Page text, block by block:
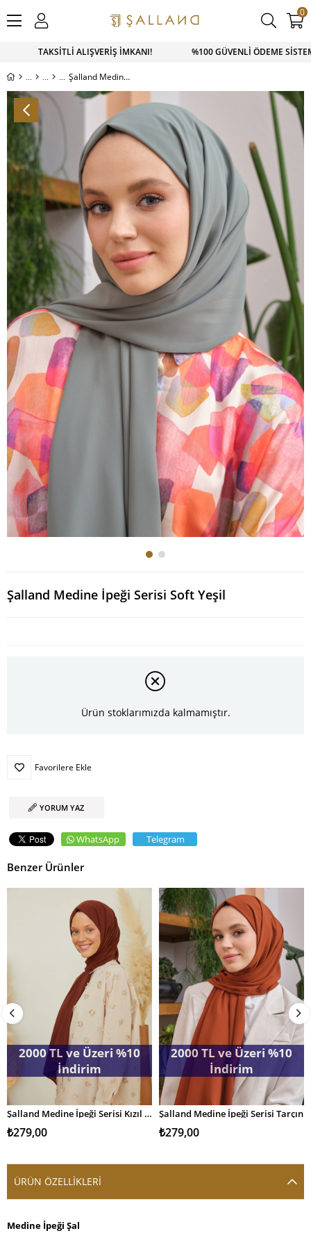
SİPARİŞ 0543 900 41 41 1500 TL ÜZERİ KARGO
0
Şalland Medine İpeği Serisi Soft Yeşil
Şalland Medine İpeği Serisi Soft Yeşil
Ürün stoklarımızda kalmamıştır.
Favorilere Ekle
YORUM YAZ
WhatsApp Telegram
Benzer Ürünler
SEPETE EKLE Şalland Medine İpeği Serisi Kızıl Kahve
2000 TL ve Üzeri %10
İndirim
₺279,00
SEPETE EKLE
Şalland Medine İpeği Serisi Tarçın
2000 TL ve Üzeri %10
İndirim
₺279,00
ÜRÜN ÖZELLIKLERI
Medine İpeği Şal